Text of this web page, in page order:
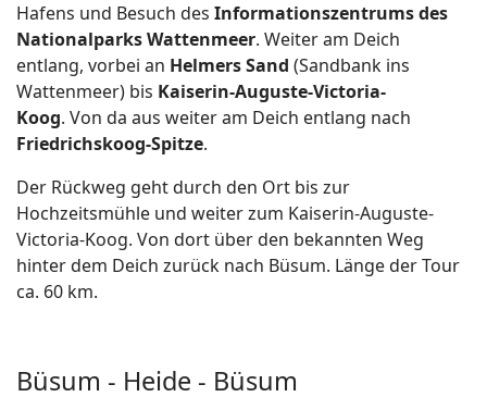
Hafens und Besuch des Informationszentrums des
Nationalparks Wattenmeer. Weiter am Deich
entlang, vorbei an Helmers Sand (Sandbank ins
Wattenmeer) bis Kaiserin-Auguste-Victoria-
Koog. Von da aus weiter am Deich entlang nach
Friedrichskoog-Spitze.
Der Rückweg geht durch den Ort bis zur
Hochzeitsmühle und weiter zum Kaiserin-Auguste-
Victoria-Koog. Von dort über den bekannten Weg
hinter dem Deich zurück nach Büsum. Länge der Tour
ca. 60 km.
Büsum - Heide - Büsum